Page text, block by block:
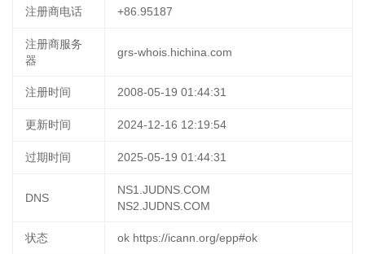
注册商电话 +86.95187
注册商服务
器
grs-whois.hichina.com
注册时间 2008-05-19 01:44:31
更新时间 2024-12-16 12:19:54
过期时间 2025-05-19 01:44:31
DNS
NS1.JUDNS.COM
NS2.JUDNS.COM
状态 ok https://icann.org/epp#ok